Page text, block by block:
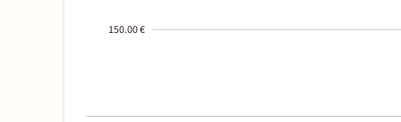
150.00 €
01-02